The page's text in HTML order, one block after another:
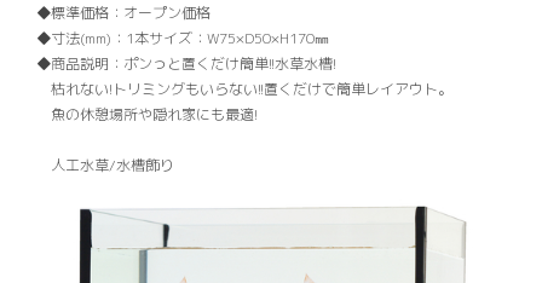
標準価格： オープン価格
寸法(mm)： 1本サイズ：W75×D50×H170㎜
商品説明： ポンっと置くだけ簡単!!水草水槽!
枯れない!トリミングもいらない!!置くだけで簡単レイアウト。
魚の休憩場所や隠れ家にも最適!
人工水草/水槽飾り